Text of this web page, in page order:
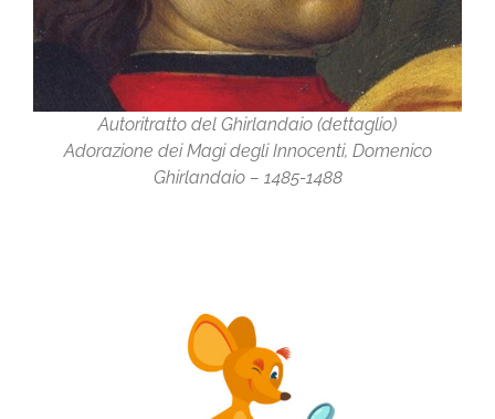
Autoritratto del Ghirlandaio (dettaglio)
Adorazione dei Magi degli Innocenti, Domenico
Ghirlandaio – 1485-1488